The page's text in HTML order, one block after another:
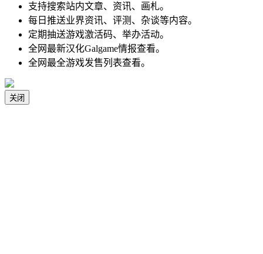
支持搜索站内文章、资讯、画札。
每日推送业界资讯、评测、杂谈等内容。
定期抽送游戏激活码、举办活动。
全网最新汉化Galgame情报查看。
全网最全游戏发售列表查看。
关闭